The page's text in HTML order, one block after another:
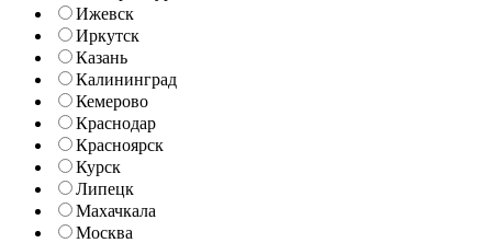
Ижевск
Иркутск
Казань
Калининград
Кемерово
Краснодар
Красноярск
Курск
Липецк
Махачкала
Москва